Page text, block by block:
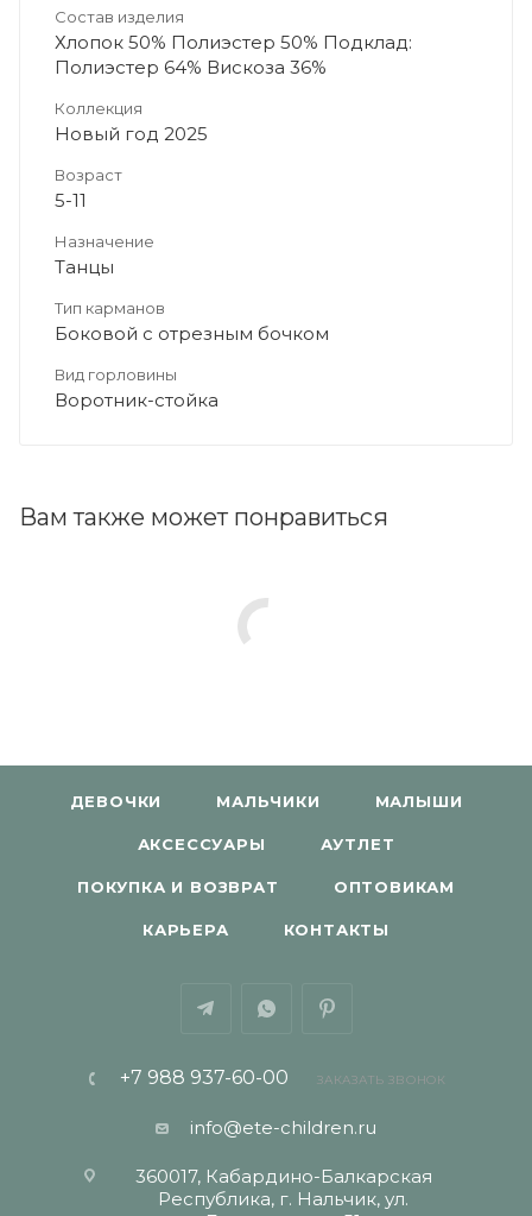
Состав изделия
Хлопок 50% Полиэстер 50% Подклад:
Полиэстер 64% Вискоза 36%
Коллекция
Новый год 2025
Возраст
5-11
Назначение
Танцы
Тип карманов
Боковой с отрезным бочком
Вид горловины
Воротник-стойка
Вам также может понравиться
ДЕВОЧКИ МАЛЬЧИКИ МАЛЫШИ
АКСЕССУАРЫ АУТЛЕТ
ПОКУПКА И ВОЗВРАТ ОПТОВИКАМ
КАРЬЕРА КОНТАКТЫ
+7 988 937-60-00 ЗАКАЗАТЬ ЗВОНОК
info@ete-children.ru
360017, Кабардино-Балкарская
Республика, г. Нальчик, ул.